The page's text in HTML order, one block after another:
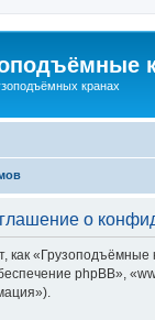
кранах
о
как
phpBB»,